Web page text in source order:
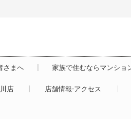
さまへ 家族で住むならマンショ
店 店舗情報·アクセス